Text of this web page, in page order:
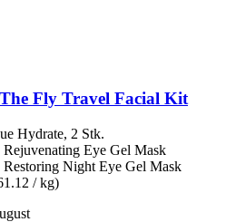
Fly Travel Facial Kit
Hydrate, 2 Stk.
Rejuvenating Eye Gel Mask
Restoring Night Eye Gel Mask
/ kg)